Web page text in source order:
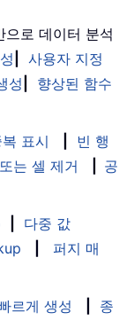
으로 데이터 분석
사용자 지정
성
향상된 함수
표시
빈 행
는 셀 제거
공
다중 값
퍼지 매
르게 생성
종